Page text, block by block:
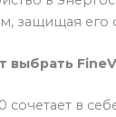
защищая его
выбрать
сочетает в